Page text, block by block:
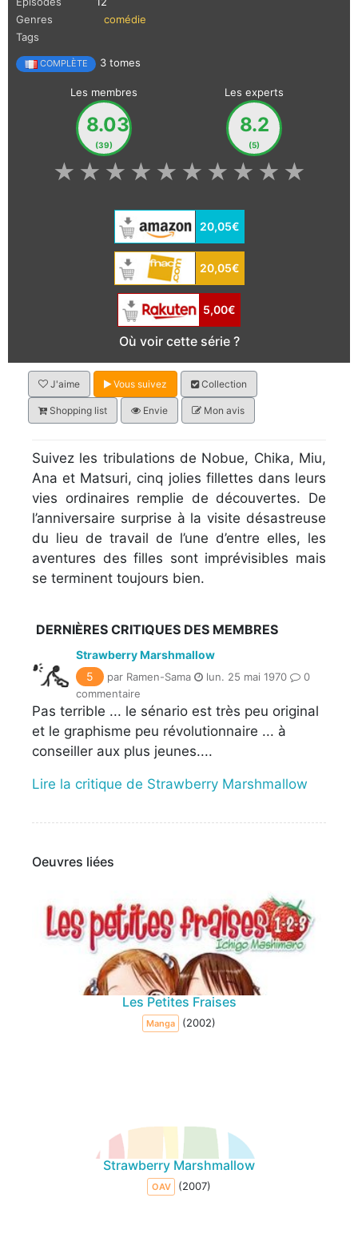
Genres
comédie
Tags
COMPLÈTE 3 tomes
Les membres
8.03
(39)
Les experts
8.2
(5)
★
★
★
★
★
★
★
★
★
★
20,05€
20,05€
5,00€
Où voir cette série ?
J'aime Vous suivez Collection
Shopping list Envie Mon avis
Suivez les tribulations de Nobue, Chika, Miu,
Ana et Matsuri, cinq jolies fillettes dans leurs
vies ordinaires remplie de découvertes. De
l’anniversaire surprise à la visite désastreuse
du lieu de travail de l’une d’entre elles, les
aventures des filles sont imprévisibles mais
se terminent toujours bien.
DERNIÈRES CRITIQUES DES MEMBRES
Strawberry Marshmallow
5
par Ramen-Sama lun. 25 mai 1970
0
commentaire
Pas terrible ... le sénario est très peu original
et le graphisme peu révolutionnaire ... à
conseiller aux plus jeunes....
Lire la critique de Strawberry Marshmallow
Oeuvres liées
Les Petites Fraises
Manga (2002)
Strawberry Marshmallow
OAV (2007)